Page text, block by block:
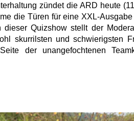
zündet die ARD heute
die Türen für eine XXL-
Quizshow stellt der
skurrilsten und schwierigsten
der unangefochtenen